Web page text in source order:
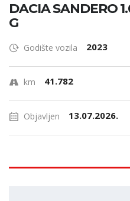
DACIA SANDERO
G
Godište vozila 2023
km 41.782
Objavljen 13.07.2026.